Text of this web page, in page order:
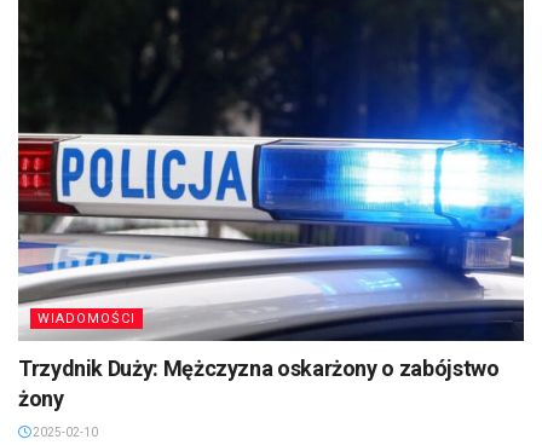
WIADOMOŚCI
Trzydnik Duży: Mężczyzna oskarżony o zabójstwo
żony
2025-02-10